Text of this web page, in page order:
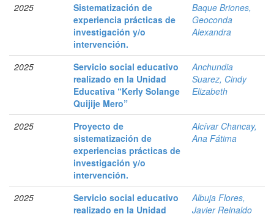
2025
Sistematización de
experiencia prácticas de
investigación y/o
intervención.
Baque Briones,
Geoconda
Alexandra
2025
Servicio social educativo
realizado en la Unidad
Educativa “Kerly Solange
Quijije Mero”
Anchundia
Suarez, Cindy
Elizabeth
2025
Proyecto de
sistematización de
experiencias prácticas de
investigación y/o
intervención.
Alcívar Chancay,
Ana Fátima
2025
Servicio social educativo
realizado en la Unidad
Albuja Flores,
Javier Reinaldo